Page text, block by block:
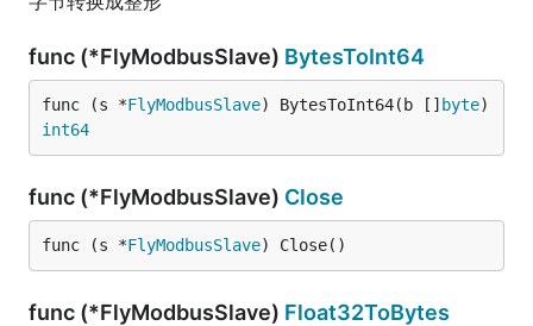
func (*FlyModbusSlave) BytesToInt64
func (s *FlyModbusSlave) BytesToInt64(b [] byte
int64
func (*FlyModbusSlave) Close
func (s *FlyModbusSlave) Close()
func (*FlyModbusSlave) Float32ToBytes